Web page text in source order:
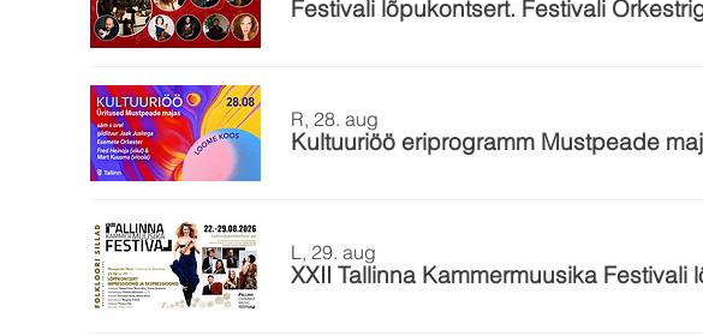
R, 28. aug
Kultuuriöö eriprogramm Mustpeade
L, 29. aug
XXII Tallinna Kammermuusika